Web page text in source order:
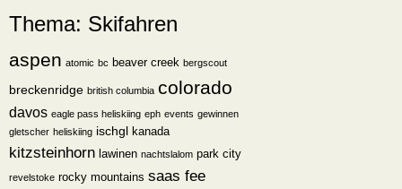
Thema: Skifahren
aspen atomic bc beaver creek bergscout
breckenridge british columbia colorado
davos eagle pass heliskiing eph events gewinnen
gletscher heliskiing ischgl kanada
kitzsteinhorn lawinen nachtslalom park city
revelstoke rocky mountains saas fee